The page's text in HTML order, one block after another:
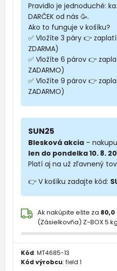
Pravidlo je jednoduché:
DARČEK od nás 🥳.
Ako to funguje v košíku?
✅ Vložíte 3 páry 👉
ZDARMA)
✅ Vložíte 6 párov 👉
ZADARMO)
✅ Vložíte 9 párov 👉
ZADARMO)
SUN25
Blesková akcia –
len do pondelka 10. 8.
Platí aj na už zľavnený
👉 V košíku zadajte kód:
Ak nakúpite ešte za
(Zásielkovňa) Z-BOX 5 kg
Kód: MT4685-13
Kód výrobcu: field 1